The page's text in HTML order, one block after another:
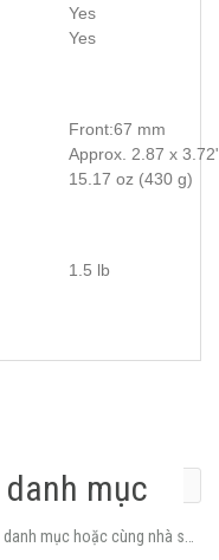
Yes
Yes
Front:67 mm
Approx. 2.87 x
15.17 oz (430 g)
1.5 lb
mục